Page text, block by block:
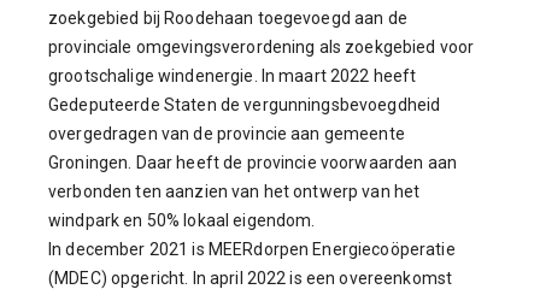
zoekgebied bij Roodehaan toegevoegd aan de
provinciale omgevingsverordening als zoekgebied voor
grootschalige windenergie. In maart 2022 heeft
Gedeputeerde Staten de vergunningsbevoegdheid
overgedragen van de provincie aan gemeente
Groningen. Daar heeft de provincie voorwaarden aan
verbonden ten aanzien van het ontwerp van het
windpark en 50% lokaal eigendom.
In december 2021 is MEERdorpen Energiecoöperatie
(MDEC) opgericht. In april 2022 is een overeenkomst